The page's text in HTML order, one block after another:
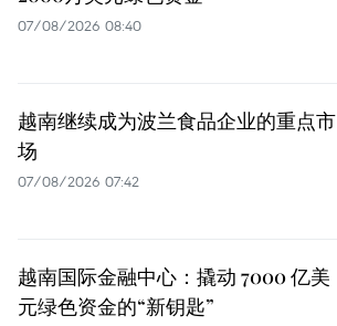
07/08/2026 08:40
越南继续成为波兰食品企业的重点市
场
07/08/2026 07:42
越南国际金融中心：撬动 7000 亿美
元绿色资金的“新钥匙”